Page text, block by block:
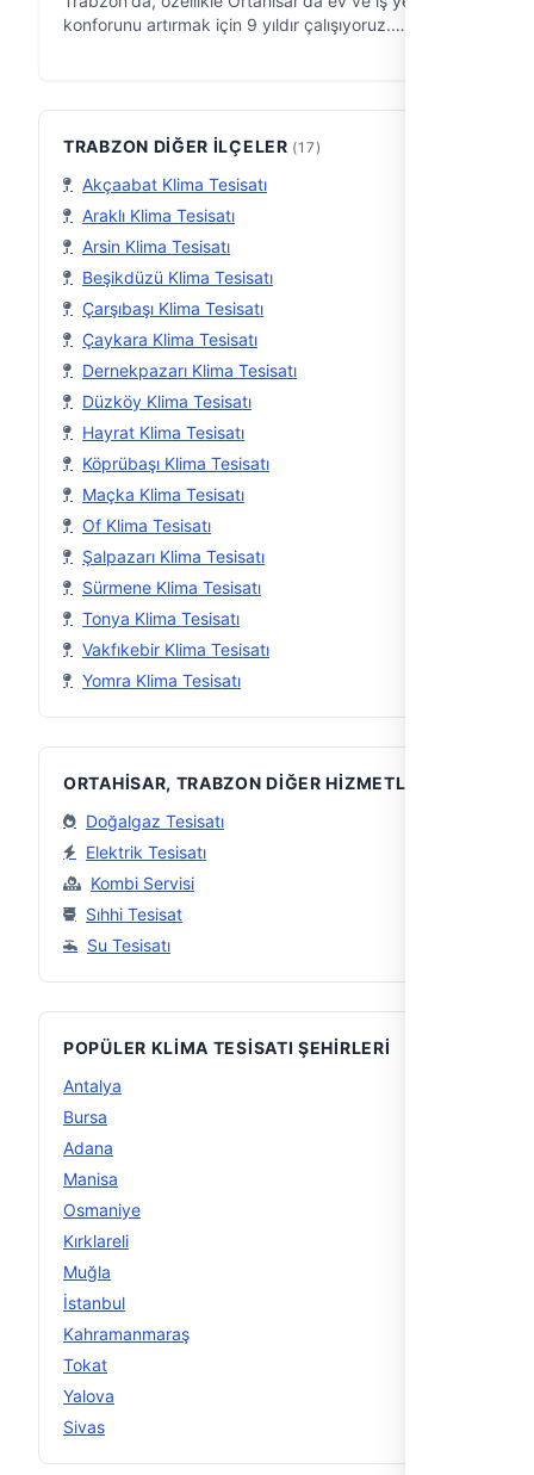
konforunu artırmak için 9 yıldır çalışıyoruz.
TRABZON DIĞER İLÇELER (17)
Akçaabat Klima Tesisatı
Araklı Klima Tesisatı
Arsin Klima Tesisatı
Beşikdüzü Klima Tesisatı
Çarşıbaşı Klima Tesisatı
Çaykara Klima Tesisatı
Dernekpazarı Klima Tesisatı
Düzköy Klima Tesisatı
Hayrat Klima Tesisatı
Köprübaşı Klima Tesisatı
Maçka Klima Tesisatı
Of Klima Tesisatı
Şalpazarı Klima Tesisatı
Sürmene Klima Tesisatı
Tonya Klima Tesisatı
Vakfıkebir Klima Tesisatı
Yomra Klima Tesisatı
ORTAHISAR, TRABZON DIĞER HIZMETLER
Doğalgaz Tesisatı
Elektrik Tesisatı
Kombi Servisi
Sıhhi Tesisat
Su Tesisatı
POPÜLER KLIMA TESISATI ŞEHIRLERI
Antalya
Bursa
Adana
Manisa
Osmaniye
Kırklareli
Muğla
İstanbul
Kahramanmaraş
Tokat
Yalova
Sivas